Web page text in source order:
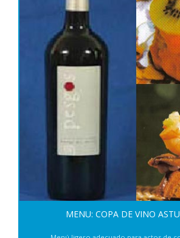
MENU: COPA DE VINO